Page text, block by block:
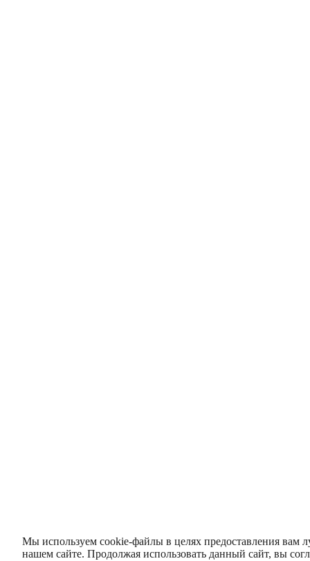
Мы используем cookie-файлы в целях предоставления вам
нашем сайте. Продолжая использовать данный сайт, вы